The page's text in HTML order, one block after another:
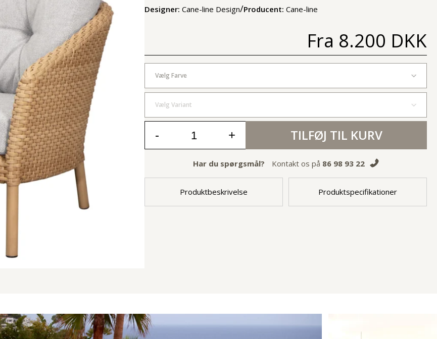
Designer:Cane-line Design/Producent:Cane-line
Fra 8.200 DKK
Vælg Farve
Vælg Variant
- + TILFØJ TIL KURV
Har du spørgsmål? Kontakt os på 86 98 93 22
Produktbeskrivelse Produktspecifikationer